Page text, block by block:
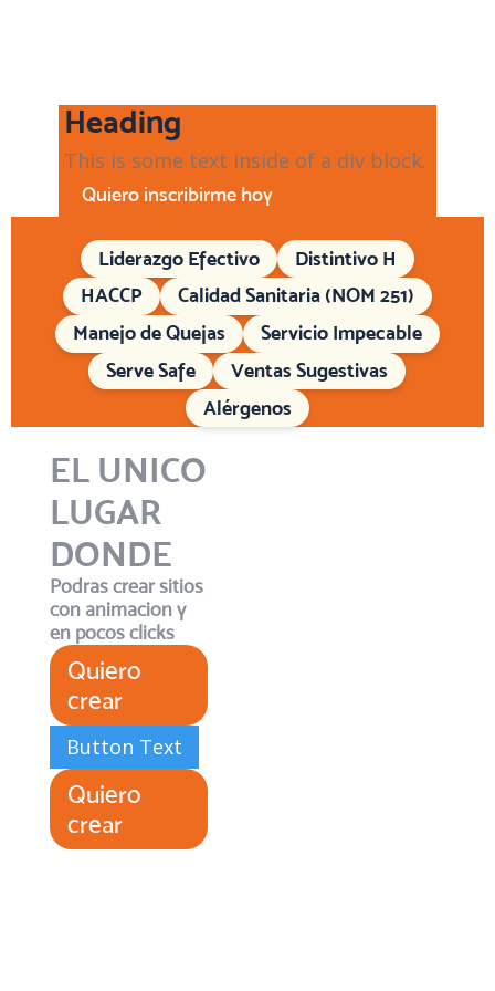
Heading
This is some text inside of a div block.
Quiero inscribirme hoy
Liderazgo Efectivo
Distintivo H
HACCP
Calidad Sanitaria (NOM 251)
Manejo de Quejas
Servicio Impecable
Serve Safe
Ventas Sugestivas
Alérgenos
EL UNICO
LUGAR
DONDE
Podras crear sitios
con animacion y
en pocos clicks
Quiero
crear
Button Text
Quiero
crear